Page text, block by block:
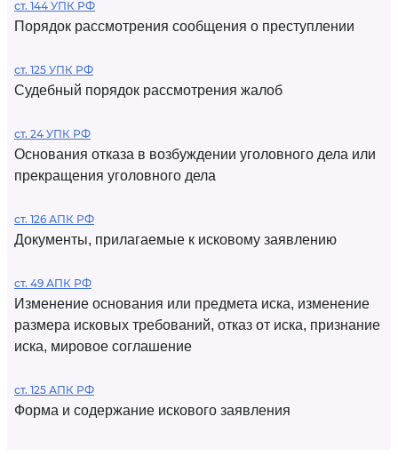
ст. 144 УПК РФ
Порядок рассмотрения сообщения о преступлении
ст. 125 УПК РФ
Судебный порядок рассмотрения жалоб
ст. 24 УПК РФ
Основания отказа в возбуждении уголовного дела или
прекращения уголовного дела
ст. 126 АПК РФ
Документы, прилагаемые к исковому заявлению
ст. 49 АПК РФ
Изменение основания или предмета иска, изменение
размера исковых требований, отказ от иска, признание
иска, мировое соглашение
ст. 125 АПК РФ
Форма и содержание искового заявления